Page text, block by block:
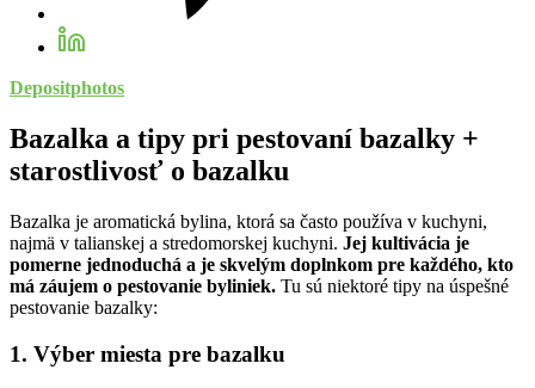
Depositphotos
Bazalka a tipy pri pestovaní bazalky +
starostlivosť o bazalku
Bazalka je aromatická bylina, ktorá sa často používa v kuchyni,
najmä v talianskej a stredomorskej kuchyni. Jej kultivácia je
pomerne jednoduchá a je skvelým doplnkom pre každého, kto
má záujem o pestovanie byliniek. Tu sú niektoré tipy na úspešné
pestovanie bazalky:
1. Výber miesta pre bazalku